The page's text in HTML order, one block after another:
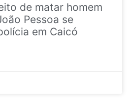
de matar homem
Pessoa se
em Caicó